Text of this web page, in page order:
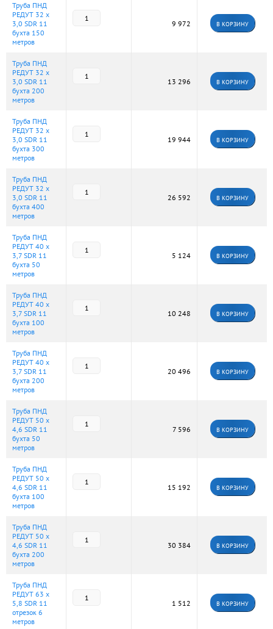
Труба ПНД
РЕДУТ 32 х
3,0 SDR 11
бухта 150
метров
9 972 В КОРЗИНУ
Труба ПНД
РЕДУТ 32 х
3,0 SDR 11
бухта 200
метров
13 296 В КОРЗИНУ
Труба ПНД
РЕДУТ 32 х
3,0 SDR 11
бухта 300
метров
19 944 В КОРЗИНУ
Труба ПНД
РЕДУТ 32 х
3,0 SDR 11
бухта 400
метров
26 592 В КОРЗИНУ
Труба ПНД
РЕДУТ 40 х
3,7 SDR 11
бухта 50
метров
5 124 В КОРЗИНУ
Труба ПНД
РЕДУТ 40 х
3,7 SDR 11
бухта 100
метров
10 248 В КОРЗИНУ
Труба ПНД
РЕДУТ 40 х
3,7 SDR 11
бухта 200
метров
20 496 В КОРЗИНУ
Труба ПНД
РЕДУТ 50 х
4,6 SDR 11
бухта 50
метров
7 596 В КОРЗИНУ
Труба ПНД
РЕДУТ 50 х
4,6 SDR 11
бухта 100
метров
15 192 В КОРЗИНУ
Труба ПНД
РЕДУТ 50 х
4,6 SDR 11
бухта 200
метров
30 384 В КОРЗИНУ
Труба ПНД
РЕДУТ 63 х
5,8 SDR 11
отрезок 6
метров
1 512 В КОРЗИНУ